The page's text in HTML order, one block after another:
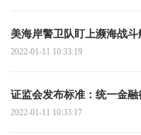
美海岸警卫队盯上濒海战斗
2022-01-11 10:33:19
证监会发布标准：统一金
2022-01-11 10:33:17